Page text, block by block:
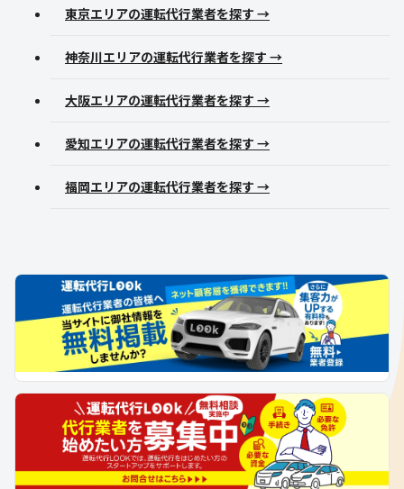
東京エリアの運転代行業者を探す →
神奈川エリアの運転代行業者を探す →
大阪エリアの運転代行業者を探す →
愛知エリアの運転代行業者を探す →
福岡エリアの運転代行業者を探す →